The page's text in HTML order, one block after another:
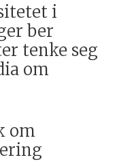
i
ber
tenke seg
om
om